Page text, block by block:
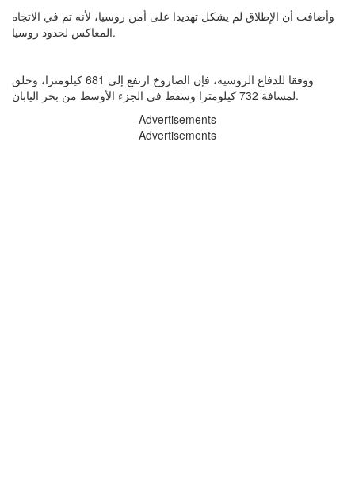
وأضافت أن الإطلاق لم يشكل تهديدا على أمن روسيا، لأنه تم في الاتجاه
المعاكس لحدود روسيا.
ووفقا للدفاع الروسية، فإن الصاروخ ارتفع إلى 681 كيلومترا، وحلق
لمسافة 732 كيلومترا وسقط في الجزء الأوسط من بحر اليابان.
Advertisements
Advertisements